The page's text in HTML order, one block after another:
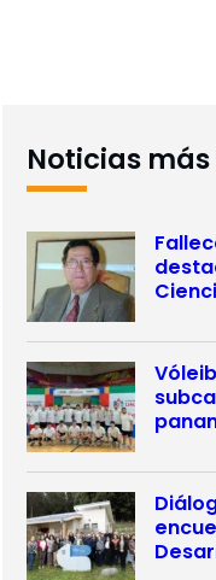
Noticias